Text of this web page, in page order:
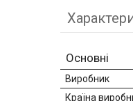
Основні
Виробник
Країна